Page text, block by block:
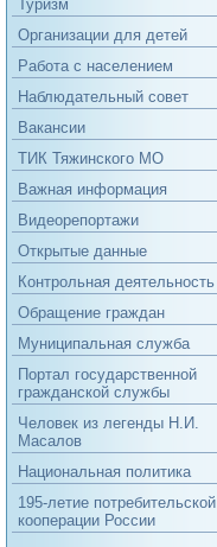
Туризм
Организации для детей
Работа с населением
Наблюдательный совет
Вакансии
ТИК Тяжинского МО
Важная информация
Видеорепортажи
Открытые данные
Контрольная деятельность
Обращение граждан
Муниципальная служба
Портал государственной
гражданской службы
Человек из легенды Н.И.
Масалов
Национальная политика
195-летие потребительской
кооперации России